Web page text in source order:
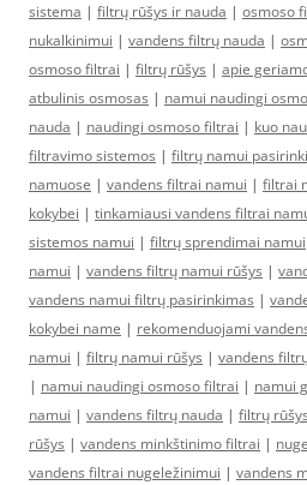
sistema | filtrų rūšys ir nauda | osmoso
nukalkinimui | vandens filtrų nauda |
osmoso filtrai | filtrų rūšys | apie
atbulinis osmosas | namui naudingi
nauda | naudingi osmoso filtrai | kuo
filtravimo sistemos | filtrų namui
namuose | vandens filtrai namui | filtrai
kokybei | tinkamiausi vandens filtrai
sistemos namui | filtrų sprendimai namui
namui | vandens filtrų namui rūšys |
vandens namui filtrų pasirinkimas |
kokybei name | rekomenduojami
namui | filtrų namui rūšys | vandens
| namui naudingi osmoso filtrai | namui
namui | vandens filtrų nauda | filtrų
rūšys | vandens minkštinimo filtrai |
vandens filtrai nugeležinimui | vandens